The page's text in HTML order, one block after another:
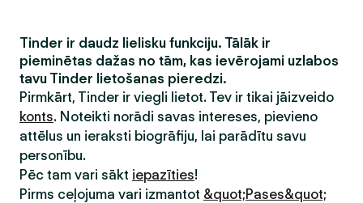
Tinder ir daudz lielisku funkciju. Tālāk ir
pieminētas dažas no tām, kas ievērojami uzlabos
tavu Tinder lietošanas pieredzi.
Pirmkārt, Tinder ir viegli lietot. Tev ir tikai jāizveido
konts. Noteikti norādi savas intereses, pievieno
attēlus un ieraksti biogrāfiju, lai parādītu savu
personību.
Pēc tam vari sākt iepazīties!
Pirms ceļojuma vari izmantot &quot;Pases&quot;